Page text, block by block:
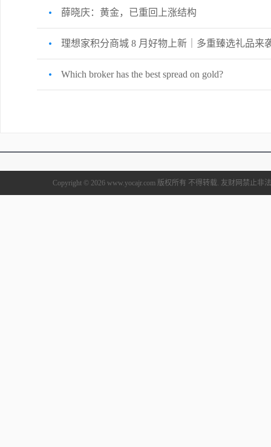
薛晓庆：黄金，已重回上涨结构
理想家积分商城 8 月好物上新｜多重臻选礼品来
Which broker has the best spread on gold?
Copyright © 2026 www.yocajr.com 版权所有 不得转载. 友财网禁止非